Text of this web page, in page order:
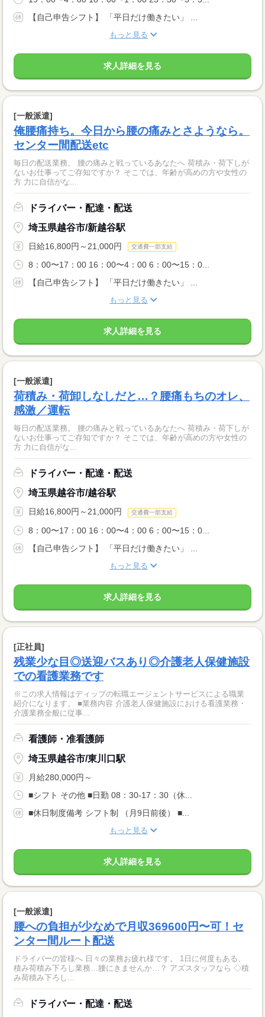
【自己申告シフト】 「平日だけ働きたい」 ...
もっと見る
求人詳細を見る
[一般派遣]
俺腰痛持ち。今日から腰の痛みとさようなら。
センター間配送etc
毎日の配送業務。 腰の痛みと戦っているあなたへ 荷積み・荷下しが
ないお仕事ってご存知ですか？ そこでは、年齢が高めの方や女性の
方 力に自信がな...
ドライバー・配達・配送
埼玉県越谷市/新越谷駅
日給16,800円～21,000円 交通費一部支給
8：00〜17：00 16：00〜4：00 6：00〜15：0...
【自己申告シフト】 「平日だけ働きたい」 ...
もっと見る
求人詳細を見る
[一般派遣]
荷積み・荷卸しなしだと…？腰痛もちのオレ、
感激／運転
毎日の配送業務。 腰の痛みと戦っているあなたへ 荷積み・荷下しが
ないお仕事ってご存知ですか？ そこでは、年齢が高めの方や女性の
方 力に自信がな...
ドライバー・配達・配送
埼玉県越谷市/越谷駅
日給16,800円～21,000円 交通費一部支給
8：00〜17：00 16：00〜4：00 6：00〜15：0...
【自己申告シフト】 「平日だけ働きたい」 ...
もっと見る
求人詳細を見る
[正社員]
残業少な目◎送迎バスあり◎介護老人保健施設
での看護業務です
※この求人情報はディップの転職エージェントサービスによる職業
紹介になります。 ■業務内容 介護老人保健施設における看護業務・
介護業務全般に従事...
看護師・准看護師
埼玉県越谷市/東川口駅
月給280,000円～
■シフト その他 ■日勤 08：30-17：30（休...
■休日制度備考 シフト制 （月9日前後） ■...
もっと見る
求人詳細を見る
[一般派遣]
腰への負担が少なめで月収369600円〜可！セ
ンター間ルート配送
ドライバーの皆様へ 日々の業務お疲れ様です。 1日に何度もある、
積み荷積み下ろし業務…腰にきませんか…？ アズスタッフなら ◇積
み荷積み下ろし...
ドライバー・配達・配送